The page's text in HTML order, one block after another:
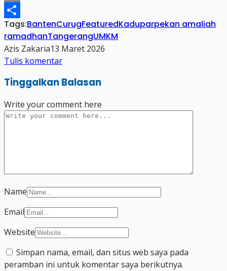
Email
Share
Tags:BantenCurugFeaturedKaduparpekan amaliah
ramadhanTangerangUMKM
Azis Zakaria13 Maret 2026
Tulis komentar
Tinggalkan Balasan
Write your comment here
Name
Email
Website
Simpan nama, email, dan situs web saya pada
peramban ini untuk komentar saya berikutnya.